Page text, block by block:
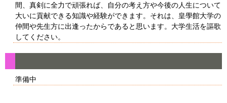
間、真剣に全力で頑張れば、自分の考え方や今後の人生について
大いに貢献できる知識や経験ができます。それは、皇學館大学の
仲間や先生方に出逢ったからであると思います。大学生活を謳歌
してください。
準備中